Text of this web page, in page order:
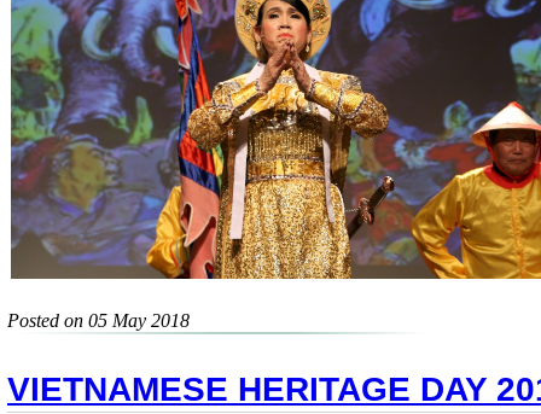
Posted on 05 May 2018
VIETNAMESE HERITAGE DAY